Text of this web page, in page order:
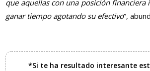
que aquellas con una posición financiera
ganar tiempo agotando su efectivo”,
*Si te ha resultado interesante